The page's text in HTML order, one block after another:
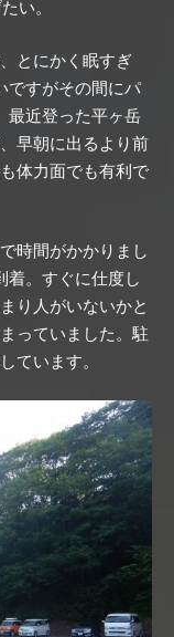
い。
とにかく眠すぎ
ですがその間にパ
最近登った平ヶ岳
早朝に出るより前
体力面でも有利で
時間がかかりまし
着。すぐに仕度し
り人がいないかと
っていました。駐
ています。